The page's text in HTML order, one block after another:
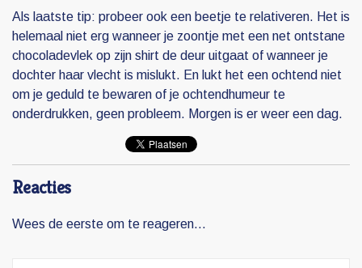
Als laatste tip: probeer ook een beetje te relativeren. Het is
helemaal niet erg wanneer je zoontje met een net ontstane
chocoladevlek op zijn shirt de deur uitgaat of wanneer je
dochter haar vlecht is mislukt. En lukt het een ochtend niet
om je geduld te bewaren of je ochtendhumeur te
onderdrukken, geen probleem. Morgen is er weer een dag.
Reacties
Wees de eerste om te reageren...